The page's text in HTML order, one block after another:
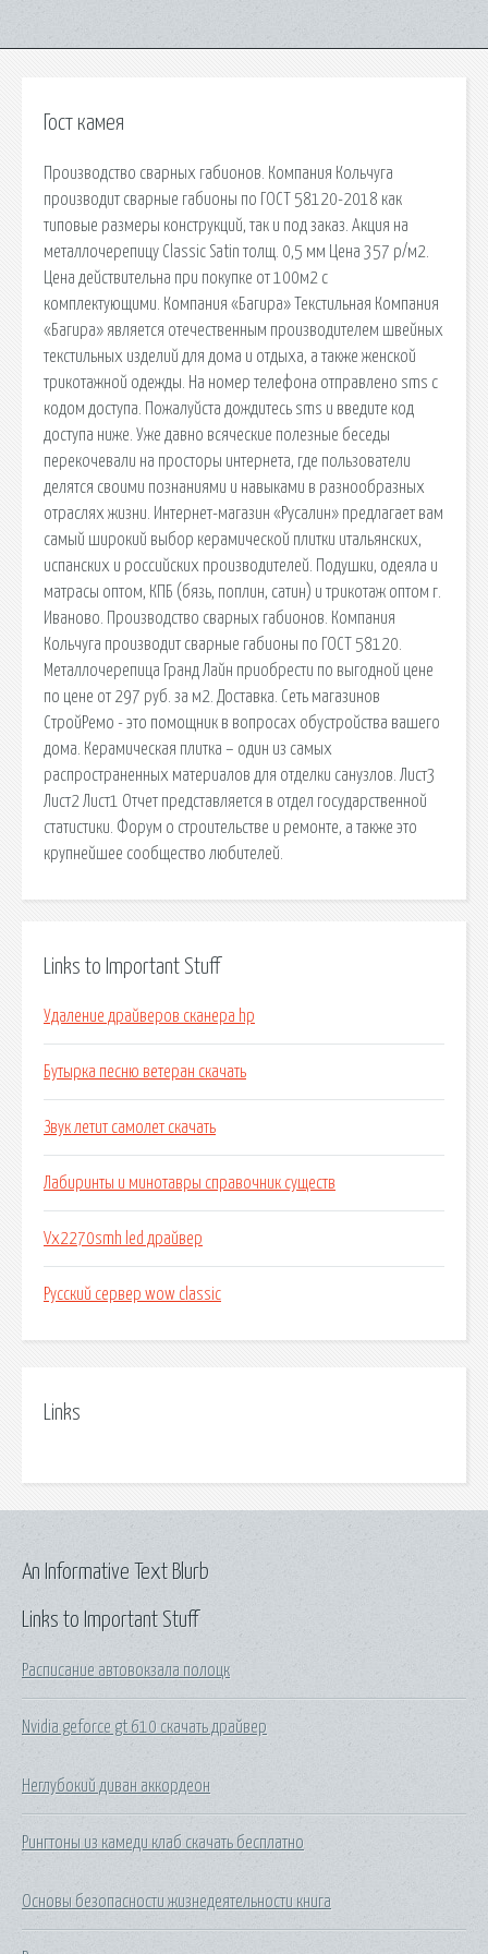
Гост камея
Производство сварных габионов. Компания Кольчуга
производит сварные габионы по ГОСТ 58120-2018 как
типовые размеры конструкций, так и под заказ. Акция на
металлочерепицу Classic Satin толщ. 0,5 мм Цена 357 р/м2.
Цена действительна при покупке от 100м2 с
комплектующими. Компания «Багира» Текстильная Компания
«Багира» является отечественным производителем швейных
текстильных изделий для дома и отдыха, а также женской
трикотажной одежды. На номер телефона отправлено sms с
кодом доступа. Пожалуйста дождитесь sms и введите код
доступа ниже. Уже давно всяческие полезные беседы
перекочевали на просторы интернета, где пользователи
делятся своими познаниями и навыками в разнообразных
отраслях жизни. Интернет-магазин «Русалин» предлагает вам
самый широкий выбор керамической плитки итальянских,
испанских и российских производителей. Подушки, одеяла и
матрасы оптом, КПБ (бязь, поплин, сатин) и трикотаж оптом г.
Иваново. Производство сварных габионов. Компания
Кольчуга производит сварные габионы по ГОСТ 58120.
Металлочерепица Гранд Лайн приобрести по выгодной цене
по цене от 297 руб. за м2. Доставка. Сеть магазинов
СтройРемо - это помощник в вопросах обустройства вашего
дома. Керамическая плитка – один из самых
распространенных материалов для отделки санузлов. Лист3
Лист2 Лист1 Отчет представляется в отдел государственной
статистики. Форум о строительстве и ремонте, а также это
крупнейшее сообщество любителей.
Links to Important Stuff
Удаление драйверов сканера hp
Бутырка песню ветеран скачать
Звук летит самолет скачать
Лабиринты и минотавры справочник существ
Vx2270smh led драйвер
Русский сервер wow classic
Links
Links to Important Stuff
Расписание автовокзала полоцк
Nvidia geforce gt 610 скачать драйвер
Неглубокий диван аккордеон
Рингтоны из камеди клаб скачать бесплатно
Основы безопасности жизнедеятельности книга
An Informative Text Blurb